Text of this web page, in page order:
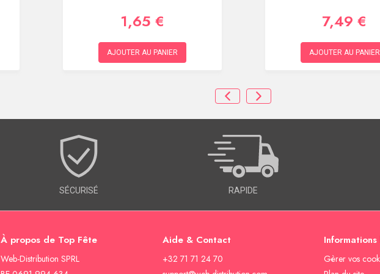
1,65 €
AJOUTER AU PANIER
7,49 €
AJOUTER AU PANIER
SÉCURISÉ RAPIDE
À propos de Top Fête
Web-Distribution SPRL
Aide & Contact
+32 71 71 24 70
Gèrer vos